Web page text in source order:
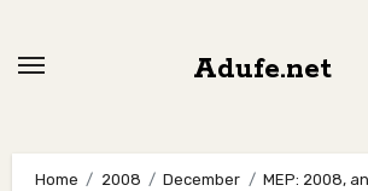
Adufe.net
Home 2008 December MEP: 2008,